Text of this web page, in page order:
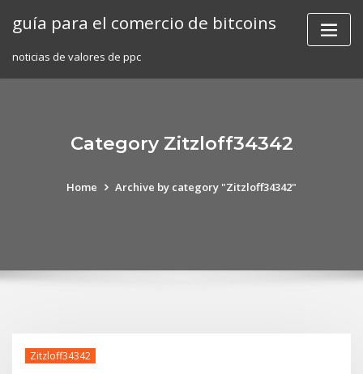
guía para el comercio de bitcoins
noticias de valores de ppc
Category Zitzloff34342
Home Archive by category "Zitzloff34342"
Zitzloff34342